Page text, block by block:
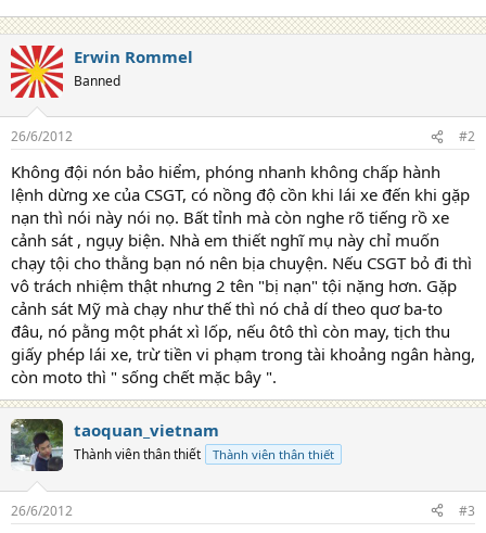
Erwin Rommel
Banned
26/6/2012 #2
Không đội nón bảo hiểm, phóng nhanh không chấp hành
lệnh dừng xe của CSGT, có nồng độ cồn khi lái xe đến khi gặp
nạn thì nói này nói nọ. Bất tỉnh mà còn nghe rõ tiếng rồ xe
cảnh sát , ngụy biện. Nhà em thiết nghĩ mụ này chỉ muốn
chạy tội cho thằng bạn nó nên bịa chuyện. Nếu CSGT bỏ đi thì
vô trách nhiệm thật nhưng 2 tên "bị nạn" tội nặng hơn. Gặp
cảnh sát Mỹ mà chạy như thế thì nó chả dí theo quơ ba-to
đâu, nó pằng một phát xì lốp, nếu ôtô thì còn may, tịch thu
giấy phép lái xe, trừ tiền vi phạm trong tài khoảng ngân hàng,
còn moto thì " sống chết mặc bây ".
taoquan_vietnam
Thành viên thân thiết Thành viên thân thiết
26/6/2012 #3